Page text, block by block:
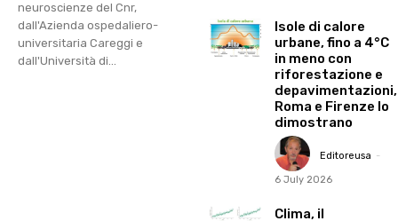
neuroscienze del Cnr,
dall'Azienda ospedaliero-
universitaria Careggi e
dall'Università di...
Isole di calore
urbane, fino a 4°C
in meno con
riforestazione e
depavimentazioni,
Roma e Firenze lo
dimostrano
Editoreusa -
6 July 2026
Clima, il